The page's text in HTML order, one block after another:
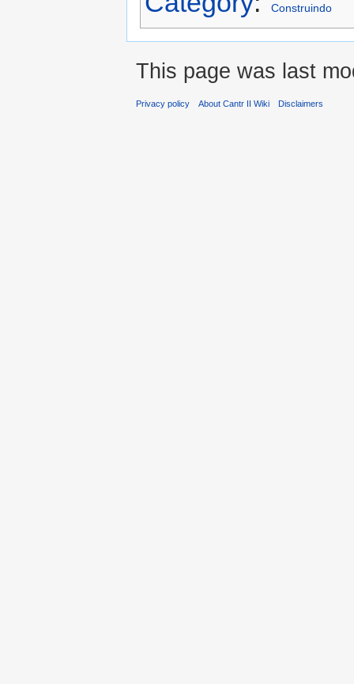
Construindo
This page was last
Privacy policy About Cantr II Wiki Disclaimers